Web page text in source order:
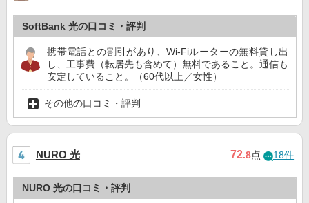
SoftBank 光の口コミ・評判
携帯電話との割引があり、Wi-Fiルーターの無料貸し出
し、工事費（転居先も含めて）無料であること。通信も
安定していること。（60代以上／女性）
その他の口コミ・評判
NURO 光 72.8点 18件
NURO 光の口コミ・評判